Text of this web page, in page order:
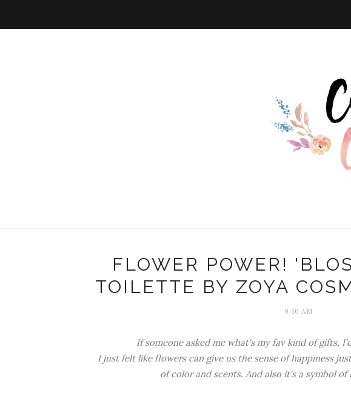
FLOWER POWER!
TOILETTE BY ZOYA
9:10 AM
If someone asked me what's my fav kind of gifts,
I just felt like flowers can give us the sense of happiness
of color and scents. And also it's a symbol of